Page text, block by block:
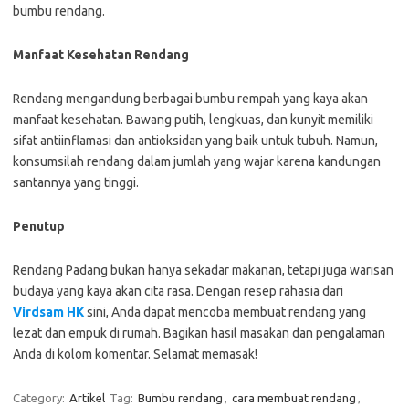
bumbu rendang.
Manfaat Kesehatan Rendang
Rendang mengandung berbagai bumbu rempah yang kaya akan
manfaat kesehatan. Bawang putih, lengkuas, dan kunyit memiliki
sifat antiinflamasi dan antioksidan yang baik untuk tubuh. Namun,
konsumsilah rendang dalam jumlah yang wajar karena kandungan
santannya yang tinggi.
Penutup
Rendang Padang bukan hanya sekadar makanan, tetapi juga warisan
budaya yang kaya akan cita rasa. Dengan resep rahasia dari
Virdsam HKsini, Anda dapat mencoba membuat rendang yang
lezat dan empuk di rumah. Bagikan hasil masakan dan pengalaman
Anda di kolom komentar. Selamat memasak!
Category: Artikel Tag: Bumbu rendang , cara membuat rendang ,